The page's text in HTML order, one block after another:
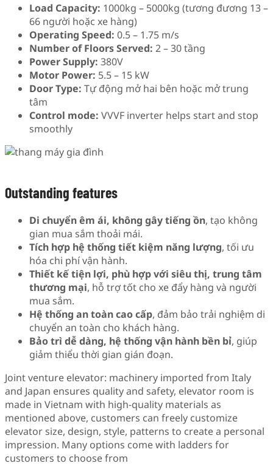
Load Capacity: 1000kg – 5000kg (tương đương 13 –
66 người hoặc xe hàng)
Operating Speed: 0.5 – 1.75 m/s
Number of Floors Served: 2 – 30 tầng
Power Supply: 380V
Motor Power: 5.5 – 15 kW
Door Type: Tự động mở hai bên hoặc mở trung
tâm
Control mode: VVVF inverter helps start and stop
smoothly
Outstanding features
Di chuyển êm ái, không gây tiếng ồn, tạo không
gian mua sắm thoải mái.
Tích hợp hệ thống tiết kiệm năng lượng, tối ưu
hóa chi phí vận hành.
Thiết kế tiện lợi, phù hợp với siêu thị, trung tâm
thương mại, hỗ trợ tốt cho xe đẩy hàng và người
mua sắm.
Hệ thống an toàn cao cấp, đảm bảo trải nghiệm di
chuyển an toàn cho khách hàng.
Bảo trì dễ dàng, hệ thống vận hành bền bỉ, giúp
giảm thiểu thời gian gián đoạn.
Joint venture elevator: machinery imported from Italy
and Japan ensures quality and safety, elevator room is
made in Vietnam with high-quality materials as
mentioned above, customers can freely customize
elevator size, design, style, patterns to create a personal
impression. Many options come with ladders for
customers to choose from